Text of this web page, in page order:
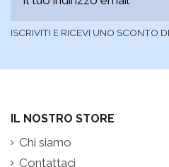
ISCRIVITI E RICEVI UNO SCONTO
IL NOSTRO STORE
Chi siamo
Contattaci